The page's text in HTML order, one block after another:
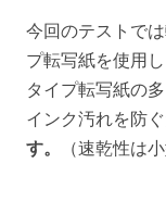
今回のテストで
プ転写紙を使用
タイプ転写紙の
インク汚れを防ぐ
す。
（速乾性は